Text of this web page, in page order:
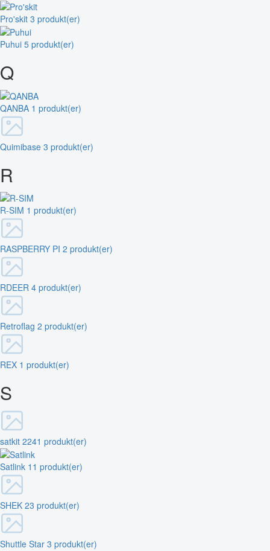
Pro'skit 3 produkt(er)
Puhui 5 produkt(er)
Q
QANBA 1 produkt(er)
Quimibase 3 produkt(er)
R
R-SIM 1 produkt(er)
RASPBERRY PI 2 produkt(er)
RDEER 4 produkt(er)
Retroflag 2 produkt(er)
REX 1 produkt(er)
S
satkit 2241 produkt(er)
Satlink 11 produkt(er)
SHEK 23 produkt(er)
Shuttle Star 3 produkt(er)